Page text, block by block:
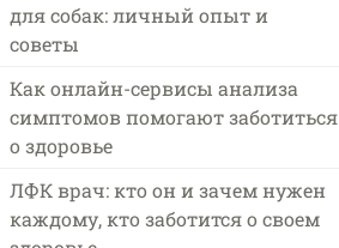
для собак: личный опыт и
советы
Как онлайн-сервисы анализа
симптомов помогают заботиться
о здоровье
ЛФК врач: кто он и зачем нужен
каждому, кто заботится о своем